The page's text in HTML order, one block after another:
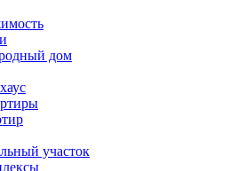
дом
участок